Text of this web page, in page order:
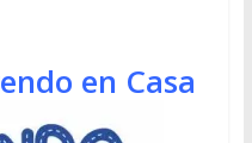
en Casa